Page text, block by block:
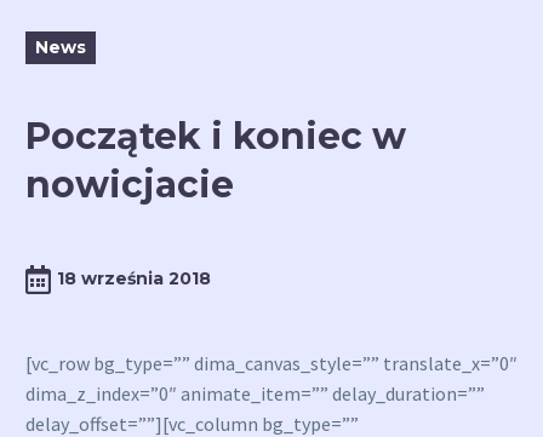
News
Początek i koniec w
nowicjacie
18 września 2018
[vc_row bg_type=”” dima_canvas_style=”” translate_x=”0″
dima_z_index=”0″ animate_item=”” delay_duration=””
delay_offset=””][vc_column bg_type=””